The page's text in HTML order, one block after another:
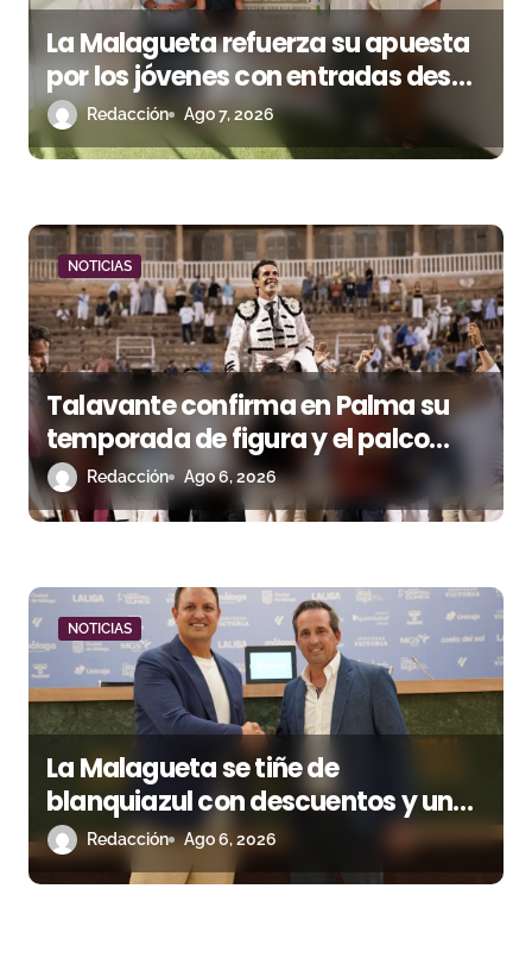
e
n
t
a
d
a
s
La Malagueta refuerza su apuesta
por los jóvenes con entradas desde
un euro
Redacción Ago 7, 2026
NOTICIAS
Talavante confirma en Palma su
temporada de figura y el palco
niega el premio a Roca Rey
Redacción Ago 6, 2026
NOTICIAS
La Malagueta se tiñe de
blanquiazul con descuentos y una
corrida homenaje al Málaga CF
Redacción Ago 6, 2026